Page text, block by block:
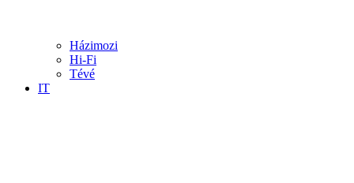
Házimozi
Hi-Fi
Tévé
IT